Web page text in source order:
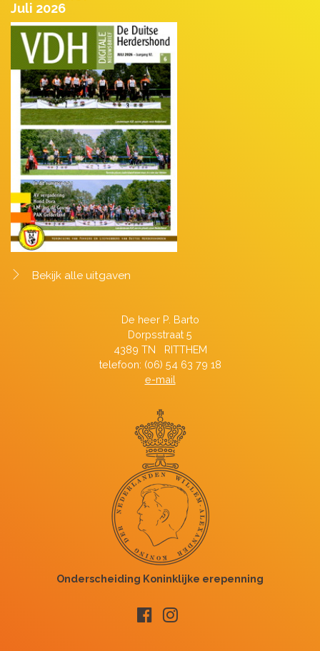
Juli 2026
Bekijk alle uitgaven
De heer P. Barto
Dorpsstraat 5
4389 TN RITTHEM
telefoon: (06) 54 63 79 18
e-mail